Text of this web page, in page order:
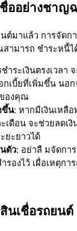
ออย่างชาญ
ต์มาแล้ว การจัดก
ามารถ ชำระหนี้ไ
ชำระเงินตรงเวลา
กเบี้ยที่เพิ่มขึ้น นอ
องคุณ
ขึ้น: หากมีเงินเหลื
เดือน จะช่วยลดเ
ยะยาวได้
ตัว: อย่าลื มจัดกา
รองไว้ เผื่อเหตุก
นเชื่อรถยนต์